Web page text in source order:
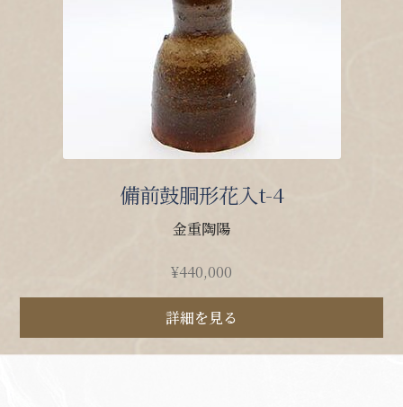
備前鼓胴形花入t-4
金重陶陽
¥440,000
詳細を見る